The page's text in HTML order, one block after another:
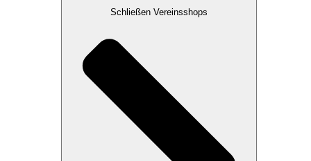
Schließen Vereinsshops